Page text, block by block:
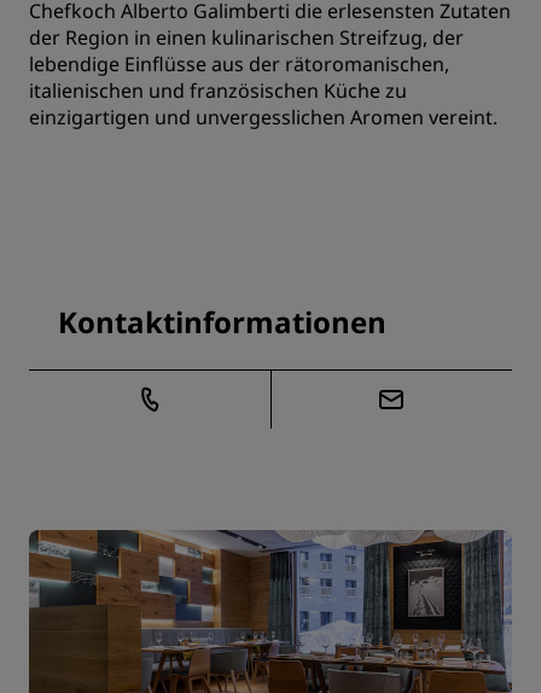
Chefkoch Alberto Galimberti die erlesensten Zutaten
der Region in einen kulinarischen Streifzug, der
lebendige Einflüsse aus der rätoromanischen,
italienischen und französischen Küche zu
einzigartigen und unvergesslichen Aromen vereint.
Kontaktinformationen